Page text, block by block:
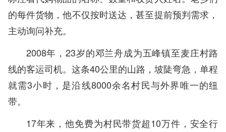
的每件货物，他不仅按时送达，甚至提前预判需求，
主动询问补充。
2008年，23岁的邓兰舟成为五峰镇至麦庄村路
线的客运司机。这条40公里的山路，坡陡弯急，单程
就需3小时，是沿线8000余名村民与外界唯一的纽
带。
17年来，他免费为村民带货超10万件，安全行